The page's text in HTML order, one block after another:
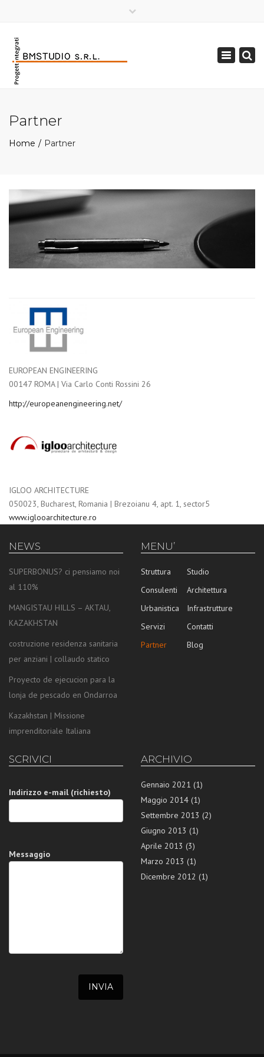
Toggle
Partner
Home Partner
EUROPEAN ENGINEERING
00147 ROMA | Via Carlo Conti Rossini 26
http://europeanengineering.net/
IGLOO ARCHITECTURE
050023, Bucharest, Romania | Brezoianu 4, apt. 1, sector5
www.iglooarchitecture.ro
NEWS
SUPERBONUS? ci pensiamo noi
al 110%
MANGISTAU HILLS – AKTAU,
KAZAKHSTAN
costruzione residenza sanitaria
per anziani | collaudo statico
Proyecto de ejecucion para la
lonja de pescado en Ondarroa
Kazakhstan | Missione
imprenditoriale Italiana
MENU’
Struttura
Studio
Consulenti
Architettura
Urbanistica
Infrastrutture
Servizi
Contatti
Partner
Blog
SCRIVICI
Indirizzo e-mail (richiesto)
Messaggio
ARCHIVIO
Gennaio 2021 (1)
Maggio 2014 (1)
Settembre 2013 (2)
Giugno 2013 (1)
Aprile 2013 (3)
Marzo 2013 (1)
Dicembre 2012 (1)